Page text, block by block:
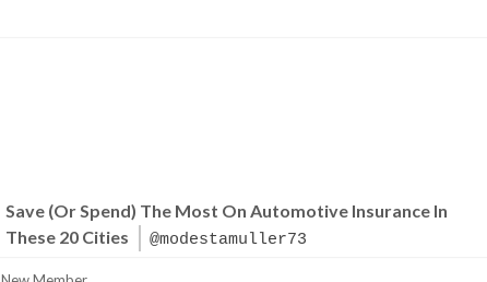
Save (Or Spend) The Most On Automotive Insurance In
These 20 Cities
@modestamuller73